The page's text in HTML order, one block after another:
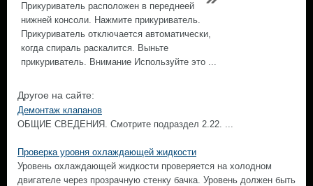
Прикуриватель расположен в переднeeй
нижней консоли. Нажмите прикуриватель.
Прикуриватель отключается автоматически,
когда спираль раскалится. Выньте
прикуриватель. Внимание Используйте это ...
Другое на сайте:
Демонтаж клапанов
ОБЩИЕ СВЕДЕНИЯ. Смотрите подраздел 2.22. ...
Проверка уровня охлаждающей жидкости
Уровень охлаждающей жидкости проверяется на холодном
двигателе через прозрачную стенку бачка. Уровень должен быть